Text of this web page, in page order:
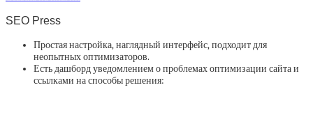
SEO Press
Простая настройка, наглядный интерфейс, подходит для
неопытных оптимизаторов.
Есть дашборд уведомлением о проблемах оптимизации сайта и
ссылками на способы решения: